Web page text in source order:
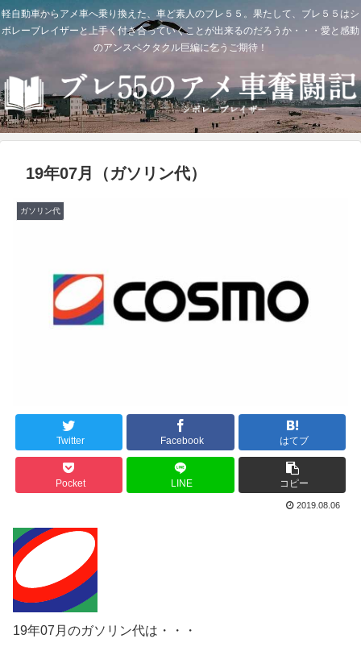
軽自動車からアメ車へ乗り換えた、車ど素人のブレ５５。果たして、ブレ５５はシ
ボレーブレイザーと上手く付き合っていくことが出来るのだろうか・・・愛と感動
のアンスペクタクル巨編に乞うご期待！
19年07月（ガソリン代）
ガソリン代
Twitter Facebook はてブ
Pocket LINE コピー
2019.08.06
19年07月のガソリン代は・・・